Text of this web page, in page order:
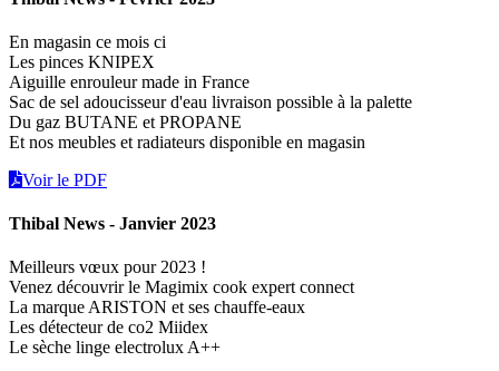
En magasin ce mois ci
Les pinces KNIPEX
Aiguille enrouleur made in France
Sac de sel adoucisseur d'eau livraison possible à la palette
Du gaz BUTANE et PROPANE
Et nos meubles et radiateurs disponible en magasin
Voir le PDF
Thibal News - Janvier 2023
Meilleurs vœux pour 2023 !
Venez découvrir le Magimix cook expert connect
La marque ARISTON et ses chauffe-eaux
Les détecteur de co2 Miidex
Le sèche linge electrolux A++